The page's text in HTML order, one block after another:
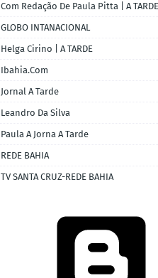
Com Redação De Paula Pitta | A
GLOBO INTANACIONAL
Helga Cirino | A TARDE
Ibahia.com
Jornal A Tarde
Leandro Da Silva
Paula A Jorna A Tarde
REDE BAHIA
TV SANTA CRUZ-REDE BAHIA